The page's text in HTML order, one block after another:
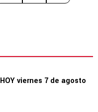
viernes 7 de agosto